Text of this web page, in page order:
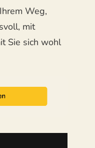
Weg,
mit
Sie sich wohl